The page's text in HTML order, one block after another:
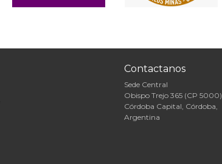
Contactanos
Sede Central
Obispo Trejo 365 (CP 5000)
Córdoba Capital, Córdoba,
Argentina